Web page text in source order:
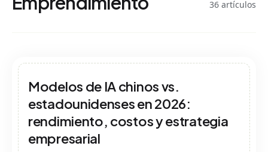
36 artículos
Modelos de IA chinos vs.
estadounidenses en 2026:
rendimiento, costos y estrategia
empresarial